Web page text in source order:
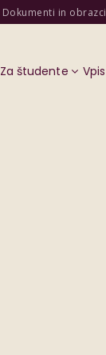
Dokumenti in obrazci
Za študente Vpis